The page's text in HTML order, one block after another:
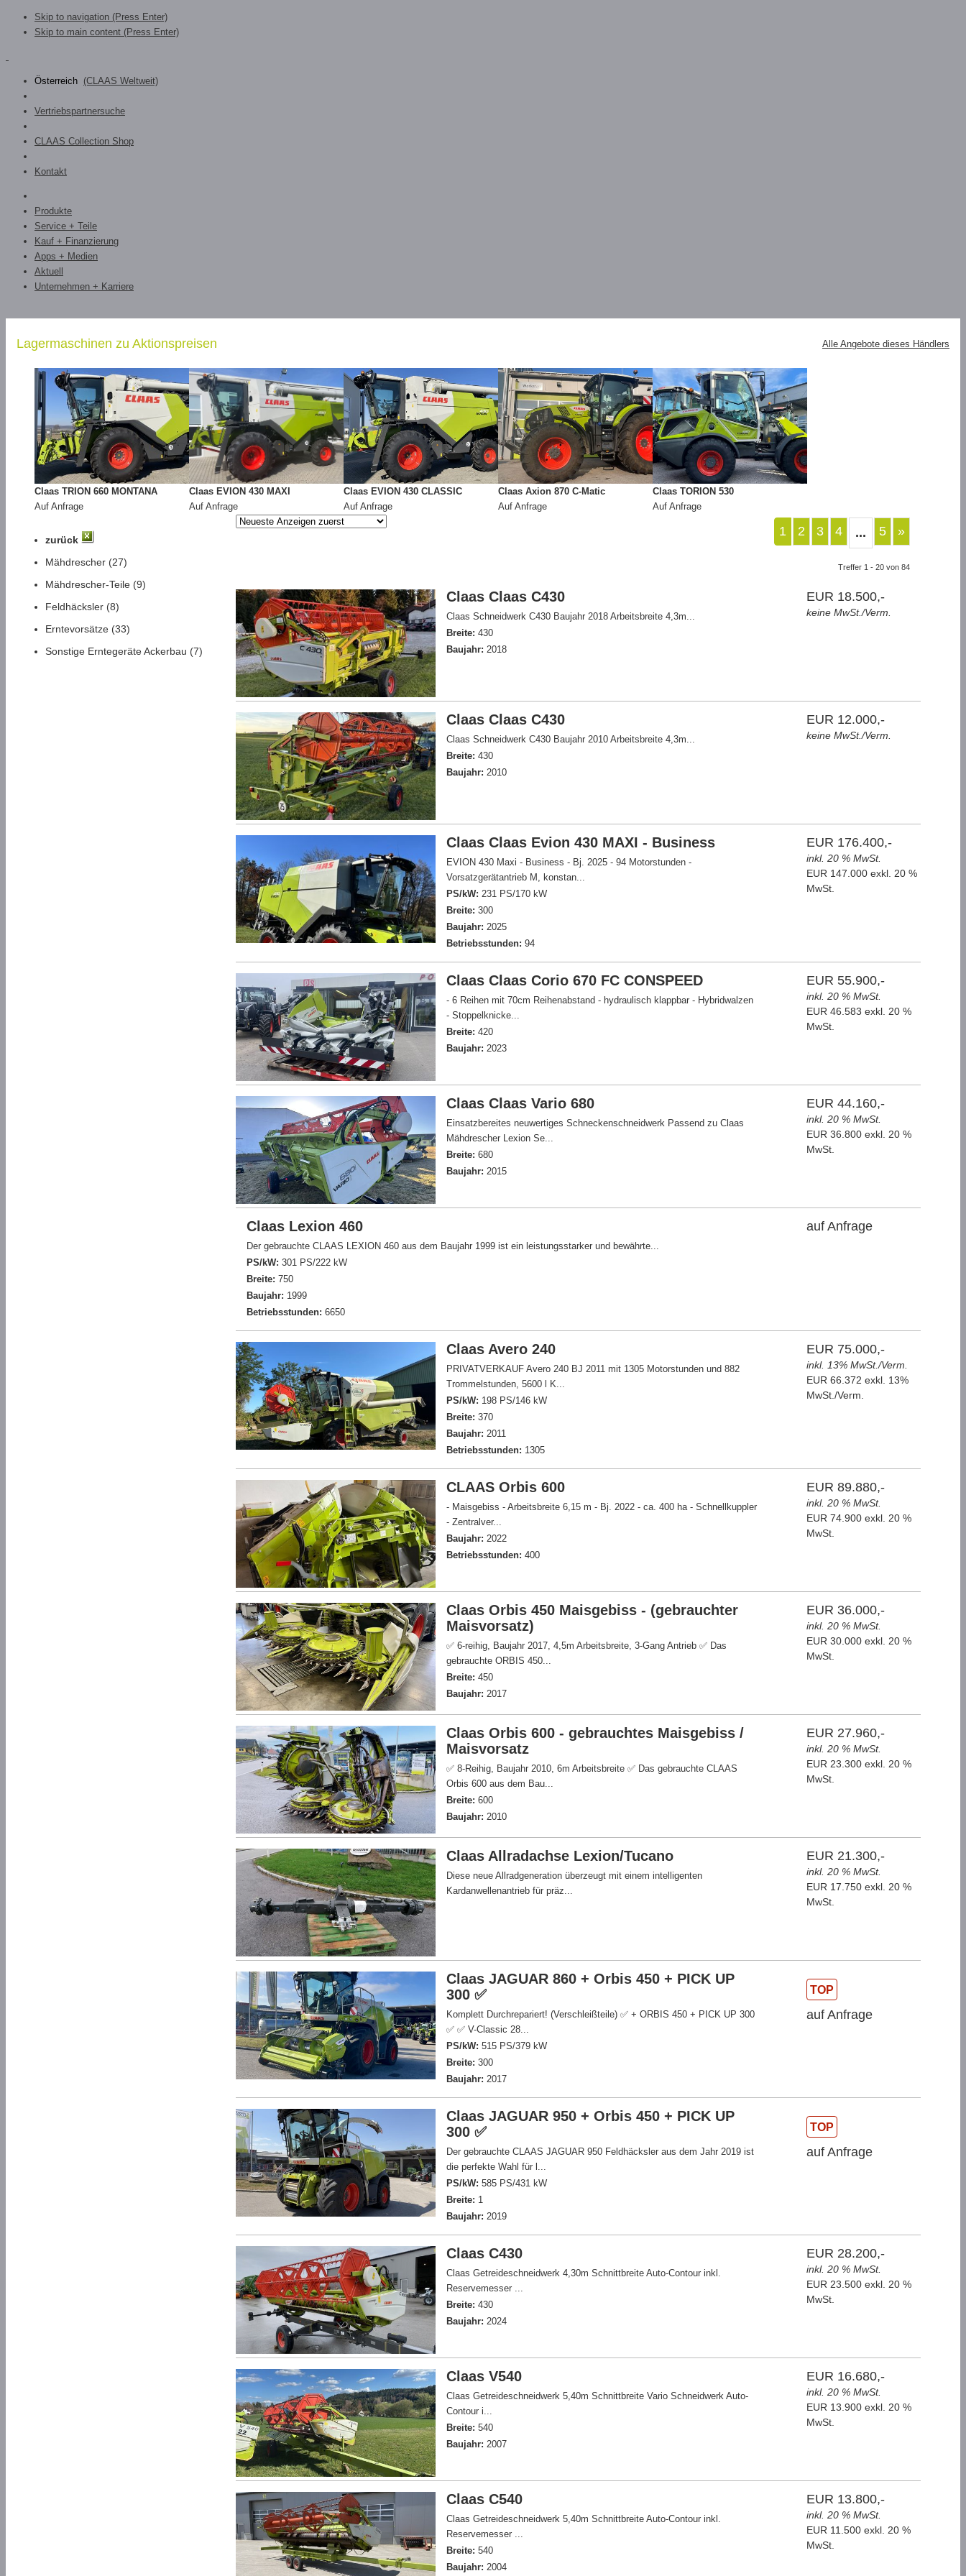
Skip to navigation (Press Enter)
Skip to main content (Press Enter)
Österreich (CLAAS Weltweit)
Vertriebspartnersuche
CLAAS Collection Shop
Kontakt
Produkte
Service + Teile
Kauf + Finanzierung
Apps + Medien
Aktuell
Unternehmen + Karriere
Lagermaschinen zu Aktionspreisen Alle Angebote dieses Händlers
Claas TRION 660 MONTANA
Auf Anfrage
Claas EVION 430 MAXI
Auf Anfrage
Claas EVION 430 CLASSIC
Auf Anfrage
Claas Axion 870 C-Matic
Auf Anfrage
Claas TORION 530
Auf Anfrage
zurück
Mähdrescher (27)
Mähdrescher-Teile (9)
Feldhäcksler (8)
Erntevorsätze (33)
Sonstige Erntegeräte Ackerbau (7)
1 2 3 4 ... 5 »
Treffer 1 - 20 von 84
Claas Claas C430
Claas Schneidwerk C430 Baujahr 2018 Arbeitsbreite 4,3m...
Breite: 430
Baujahr: 2018
EUR 18.500,-
keine MwSt./Verm.
Claas Claas C430
Claas Schneidwerk C430 Baujahr 2010 Arbeitsbreite 4,3m...
Breite: 430
Baujahr: 2010
EUR 12.000,-
keine MwSt./Verm.
Claas Claas Evion 430 MAXI - Business
EVION 430 Maxi - Business - Bj. 2025 - 94 Motorstunden -
Vorsatzgerätantrieb M, konstan...
PS/kW: 231 PS/170 kW
Breite: 300
Baujahr: 2025
Betriebsstunden: 94
EUR 176.400,-
inkl. 20 % MwSt.
EUR 147.000 exkl. 20 %
MwSt.
Claas Claas Corio 670 FC CONSPEED
- 6 Reihen mit 70cm Reihenabstand - hydraulisch klappbar - Hybridwalzen
- Stoppelknicke...
Breite: 420
Baujahr: 2023
EUR 55.900,-
inkl. 20 % MwSt.
EUR 46.583 exkl. 20 %
MwSt.
Claas Claas Vario 680
Einsatzbereites neuwertiges Schneckenschneidwerk Passend zu Claas
Mähdrescher Lexion Se...
Breite: 680
Baujahr: 2015
EUR 44.160,-
inkl. 20 % MwSt.
EUR 36.800 exkl. 20 %
MwSt.
Claas Lexion 460
Der gebrauchte CLAAS LEXION 460 aus dem Baujahr 1999 ist ein leistungsstarker und bewährte...
PS/kW: 301 PS/222 kW
Breite: 750
Baujahr: 1999
Betriebsstunden: 6650
auf Anfrage
Claas Avero 240
PRIVATVERKAUF Avero 240 BJ 2011 mit 1305 Motorstunden und 882
Trommelstunden, 5600 l K...
PS/kW: 198 PS/146 kW
Breite: 370
Baujahr: 2011
Betriebsstunden: 1305
EUR 75.000,-
inkl. 13% MwSt./Verm.
EUR 66.372 exkl. 13%
MwSt./Verm.
CLAAS Orbis 600
- Maisgebiss - Arbeitsbreite 6,15 m - Bj. 2022 - ca. 400 ha - Schnellkuppler
- Zentralver...
Baujahr: 2022
Betriebsstunden: 400
EUR 89.880,-
inkl. 20 % MwSt.
EUR 74.900 exkl. 20 %
MwSt.
Claas Orbis 450 Maisgebiss - (gebrauchter
Maisvorsatz)
✅ 6-reihig, Baujahr 2017, 4,5m Arbeitsbreite, 3-Gang Antrieb ✅ Das
gebrauchte ORBIS 450...
Breite: 450
Baujahr: 2017
EUR 36.000,-
inkl. 20 % MwSt.
EUR 30.000 exkl. 20 %
MwSt.
Claas Orbis 600 - gebrauchtes Maisgebiss /
Maisvorsatz
✅ 8-Reihig, Baujahr 2010, 6m Arbeitsbreite ✅ Das gebrauchte CLAAS
Orbis 600 aus dem Bau...
Breite: 600
Baujahr: 2010
EUR 27.960,-
inkl. 20 % MwSt.
EUR 23.300 exkl. 20 %
MwSt.
Claas Allradachse Lexion/Tucano
Diese neue Allradgeneration überzeugt mit einem intelligenten
Kardanwellenantrieb für präz...
EUR 21.300,-
inkl. 20 % MwSt.
EUR 17.750 exkl. 20 %
MwSt.
Claas JAGUAR 860 + Orbis 450 + PICK UP
300 ✅
Komplett Durchrepariert! (Verschleißteile) ✅ + ORBIS 450 + PICK UP 300
✅ ✅ V-Classic 28...
PS/kW: 515 PS/379 kW
Breite: 300
Baujahr: 2017
TOP
auf Anfrage
Claas JAGUAR 950 + Orbis 450 + PICK UP
300 ✅
Der gebrauchte CLAAS JAGUAR 950 Feldhäcksler aus dem Jahr 2019 ist
die perfekte Wahl für l...
PS/kW: 585 PS/431 kW
Breite: 1
Baujahr: 2019
TOP
auf Anfrage
Claas C430
Claas Getreideschneidwerk 4,30m Schnittbreite Auto-Contour inkl.
Reservemesser ...
Breite: 430
Baujahr: 2024
EUR 28.200,-
inkl. 20 % MwSt.
EUR 23.500 exkl. 20 %
MwSt.
Claas V540
Claas Getreideschneidwerk 5,40m Schnittbreite Vario Schneidwerk Auto-
Contour i...
Breite: 540
Baujahr: 2007
EUR 16.680,-
inkl. 20 % MwSt.
EUR 13.900 exkl. 20 %
MwSt.
Claas C540
Claas Getreideschneidwerk 5,40m Schnittbreite Auto-Contour inkl.
Reservemesser ...
Breite: 540
Baujahr: 2004
EUR 13.800,-
inkl. 20 % MwSt.
EUR 11.500 exkl. 20 %
MwSt.